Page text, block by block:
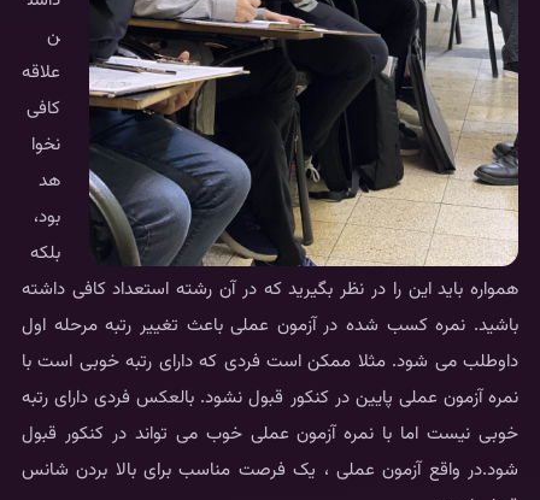
ن
علاقه
کافی
نخوا
هد
بود،
بلکه
همواره باید این را در نظر بگیرید که در آن رشته استعداد کافی داشته
باشید. نمره کسب شده در آزمون عملی باعث تغییر رتبه مرحله اول
داوطلب می شود. مثلا ممکن است فردی که دارای رتبه خوبی است با
نمره آزمون عملی پایین در کنکور قبول نشود. بالعکس فردی دارای رتبه
خوبی نیست اما با نمره آزمون عملی خوب می تواند در کنکور قبول
شود.در واقع آزمون عملی ، یک فرصت مناسب برای بالا بردن شانس